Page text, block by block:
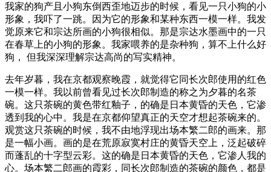
我家的狗产且小狗东倒西歪地迈步的时候，看见一只小狗的小
形象，我吓了一跳。因为它的形象和某种东西一模一样。我发
觉原来它和宗达所画的小狗很相似。那是宗达水墨画中的一只
在春草上的小狗的形象。我家喂养的是杂种狗，算不上什么好
狗， 但我深深理解宗达高尚的写实精神。
去年岁暮，我在京都观察晚霞，就觉得它同长次郎使用的红色
一模一样。我以前曾看见过长次郎制造的称之为夕暮的名茶
碗。这只茶碗的黄色带红釉子，的确是日本黄昏的天色，它渗
透到我的心中。我是在京都仰望真正的天空才想起茶碗来的。
观赏这只茶碗的时候，我不由地浮现出场本繁二郎的画来。那
是一幅小画。画的是在荒原寂寞村庄的黄昏天空上，泛起破碎
而蓬乱的十字型云彩。这的确是日本黄昏的天色，它渗人我的
心。场本繁二郎画的霞彩，同长次郎制造的茶碗的颜色，都是